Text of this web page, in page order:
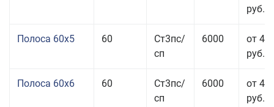
руб.
Полоса 60x5 60
Ст3пс/
сп
6000
от 43
руб.
Полоса 60x6 60
Ст3пс/
сп
6000
от 42
руб.